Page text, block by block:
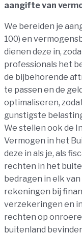
aangifte van
We bereiden je
100) en
dienen deze in,
professionals het
de bijbehorende
te passen en de
optimaliseren,
gunstigste
We stellen ook de
Vermogen in het
deze in als je, als
rechten in het
bedragen in elk
rekeningen bij
verzekeringen en
rechten op
buitenland